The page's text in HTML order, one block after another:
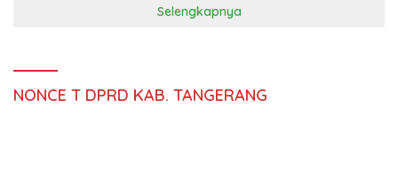
Selengkapnya
NONCE T DPRD KAB. TANGERANG